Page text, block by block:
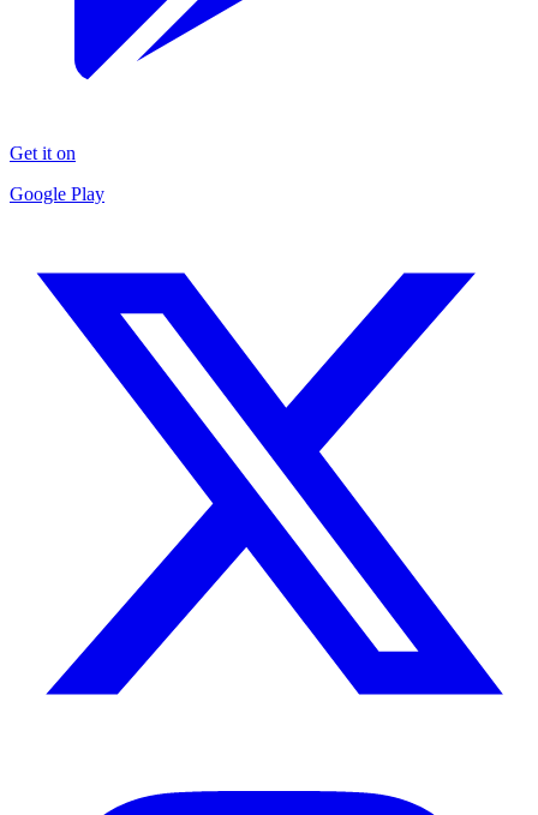
Get it on
Google Play